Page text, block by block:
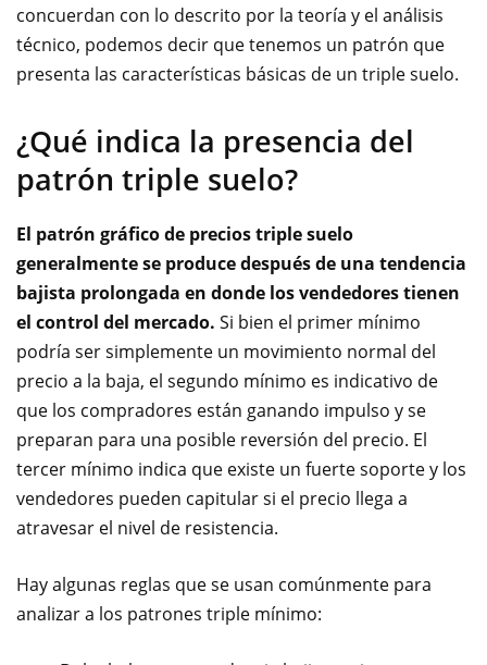
concuerdan con lo descrito por la teoría y el análisis
técnico, podemos decir que tenemos un patrón que
presenta las características básicas de un triple suelo.
¿Qué indica la presencia del
patrón triple suelo?
El patrón gráfico de precios triple suelo
generalmente se produce después de una tendencia
bajista prolongada en donde los vendedores tienen
el control del mercado. Si bien el primer mínimo
podría ser simplemente un movimiento normal del
precio a la baja, el segundo mínimo es indicativo de
que los compradores están ganando impulso y se
preparan para una posible reversión del precio. El
tercer mínimo indica que existe un fuerte soporte y los
vendedores pueden capitular si el precio llega a
atravesar el nivel de resistencia.
Hay algunas reglas que se usan comúnmente para
analizar a los patrones triple mínimo: